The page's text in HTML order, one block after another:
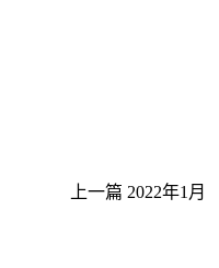
上一篇 2022年1月